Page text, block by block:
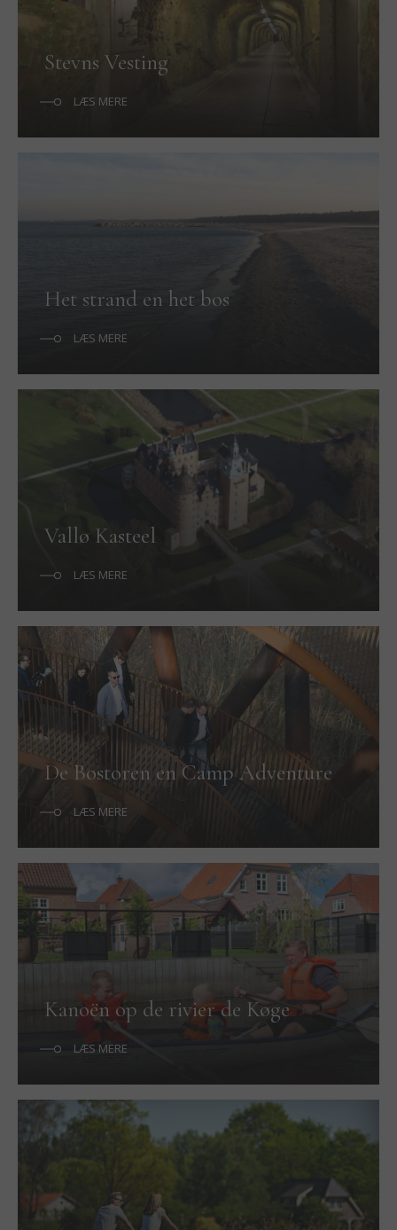
Stevns Vesting
LÆS MERE
Het strand en het bos
LÆS MERE
Vallø Kasteel
LÆS MERE
De Bostoren en Camp Adventure
LÆS MERE
Kanoën op de rivier de Køge
LÆS MERE